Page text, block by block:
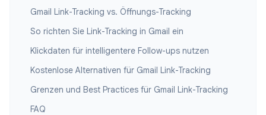
Gmail Link-Tracking vs. Öffnungs-Tracking
So richten Sie Link-Tracking in Gmail ein
Klickdaten für intelligentere Follow-ups nutzen
Kostenlose Alternativen für Gmail Link-Tracking
Grenzen und Best Practices für Gmail Link-Tracking
FAQ